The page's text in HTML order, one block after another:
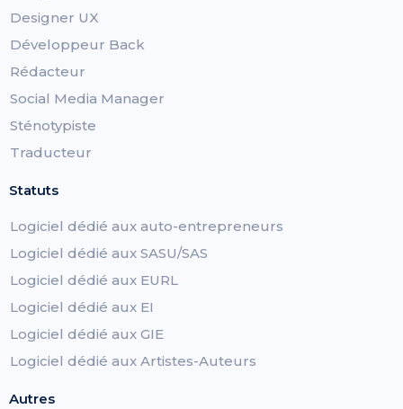
Designer UX
Développeur Back
Rédacteur
Social Media Manager
Sténotypiste
Traducteur
Statuts
Logiciel dédié aux auto-entrepreneurs
Logiciel dédié aux SASU/SAS
Logiciel dédié aux EURL
Logiciel dédié aux EI
Logiciel dédié aux GIE
Logiciel dédié aux Artistes-Auteurs
Autres